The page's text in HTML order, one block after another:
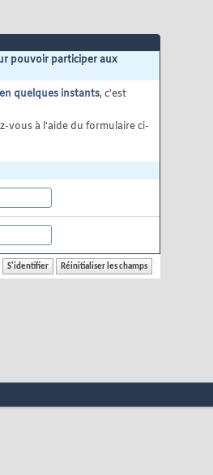
pouvoir participer aux
quelques instants, c'est
vous à l'aide du formulaire ci-